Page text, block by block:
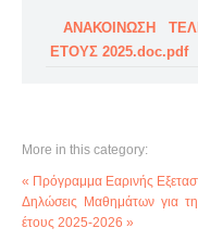
ΑΝΑΚΟΙΝΩΣΗ
ΕΤΟΥΣ 2025.doc.pdf
More in this category:
« Πρόγραμμα Εαρινής
Δηλώσεις Μαθημάτων για
έτους 2025-2026 »